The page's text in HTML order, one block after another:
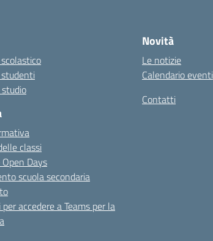
classi
Days
scuola secondaria
accedere a Teams per la
Novità
Le notizie
Calendario eventi
Contatti